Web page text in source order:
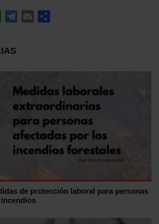
WhatsApp
Telegram
Email
de protección laboral para personas